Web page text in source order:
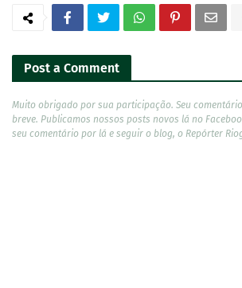
Post a Comment
Muito obrigado por sua participação. Seu
breve. Publicamos nossos posts novos lá no
seu comentário por lá e seguir o blog, o Repórter